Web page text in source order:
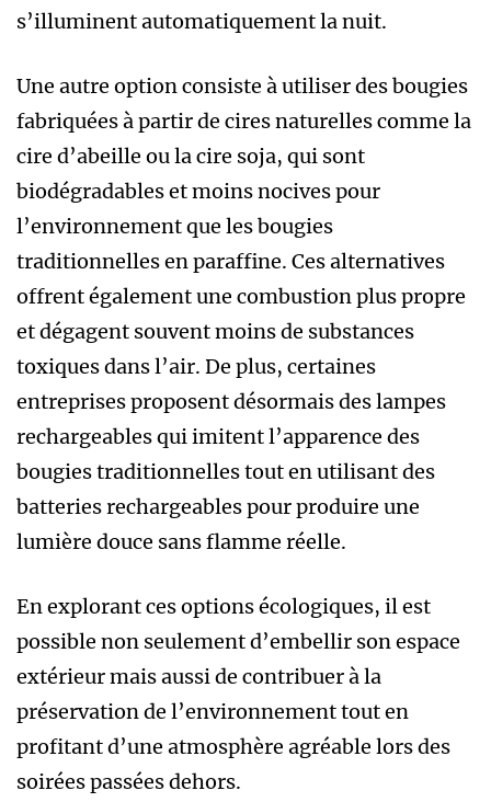
s’illuminent automatiquement la nuit.
Une autre option consiste à utiliser des bougies
fabriquées à partir de cires naturelles comme la
cire d’abeille ou la cire soja, qui sont
biodégradables et moins nocives pour
l’environnement que les bougies
traditionnelles en paraffine. Ces alternatives
offrent également une combustion plus propre
et dégagent souvent moins de substances
toxiques dans l’air. De plus, certaines
entreprises proposent désormais des lampes
rechargeables qui imitent l’apparence des
bougies traditionnelles tout en utilisant des
batteries rechargeables pour produire une
lumière douce sans flamme réelle.
En explorant ces options écologiques, il est
possible non seulement d’embellir son espace
extérieur mais aussi de contribuer à la
préservation de l’environnement tout en
profitant d’une atmosphère agréable lors des
soirées passées dehors.